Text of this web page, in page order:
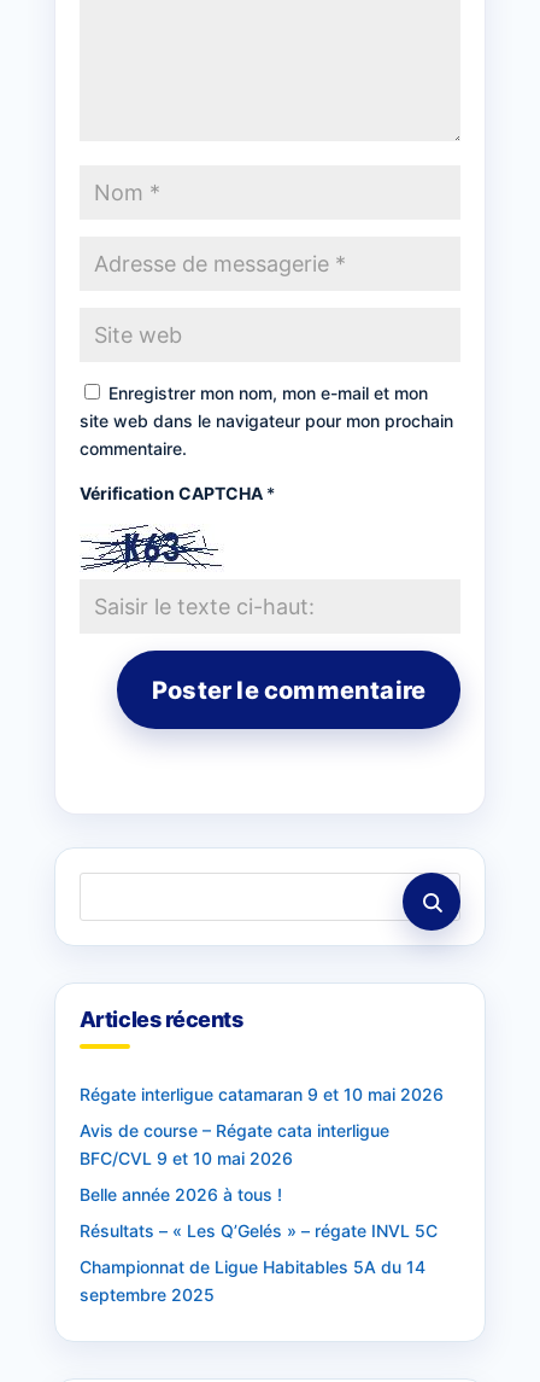
Enregistrer mon nom, mon e-mail et mon
site web dans le navigateur pour mon prochain
commentaire.
Vérification CAPTCHA *
Articles récents
Régate interligue catamaran 9 et 10 mai 2026
Avis de course – Régate cata interligue
BFC/CVL 9 et 10 mai 2026
Belle année 2026 à tous !
Résultats – « Les Q’Gelés » – régate INVL 5C
Championnat de Ligue Habitables 5A du 14
septembre 2025